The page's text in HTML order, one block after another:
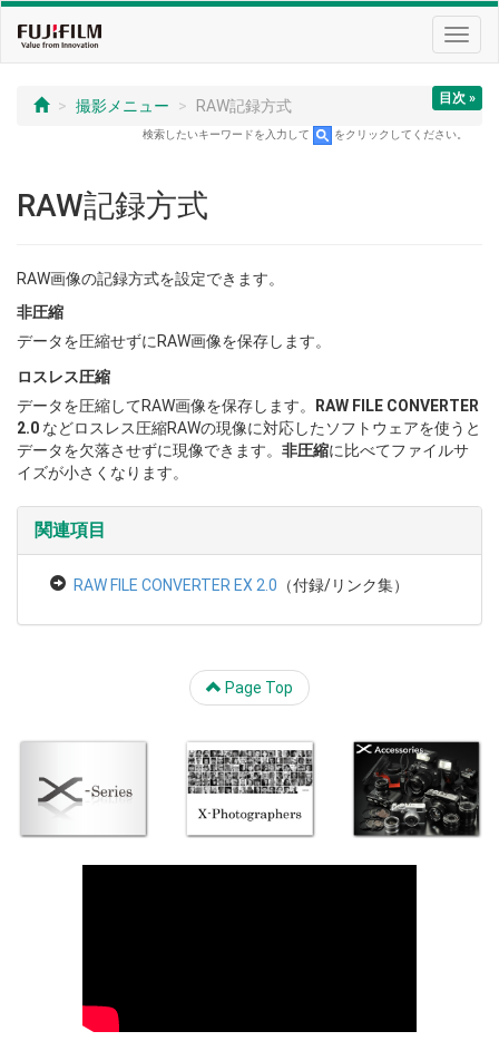
目次 »
撮影メニュー RAW記録方式
検索したいキーワードを入力して をクリックしてください。
RAW記録方式
RAW画像の記録方式を設定できます。
非圧縮
データを圧縮せずにRAW画像を保存します。
ロスレス圧縮
データを圧縮してRAW画像を保存します。
RAW FILE CONVERTER
2.0 などロスレス圧縮RAWの現像に対応したソフトウェアを使うと
データを欠落させずに現像できます。 非圧縮に比べてファイルサ
イズが小さくなります。
関連項目
RAW FILE CONVERTER EX 2.0 （付録/リンク集）
Page Top